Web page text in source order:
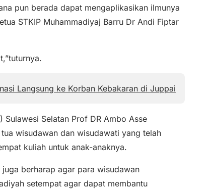
pun berada dapat mengaplikasikan ilmunya
STKIP Muhammadiyaj Barru Dr Andi Fiptar
Langsung ke Korban Kebakaran di Juppai
Sulawesi Selatan Prof DR Ambo Asse
wisudawan dan wisudawati yang telah
kuliah untuk anak-anaknya.
berharap agar para wisudawan
setempat agar dapat membantu